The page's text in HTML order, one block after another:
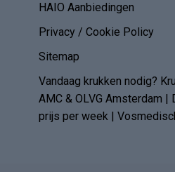
HAIO Aanbiedingen
Privacy / Cookie Policy
Sitemap
Vandaag krukken nodig?
AMC & OLVG Amsterdam |
prijs per week |